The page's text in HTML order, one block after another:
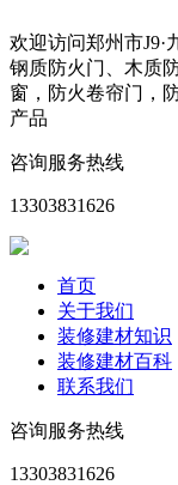
欢迎访问郑州市
钢质防火门、木质
窗，防火卷帘门，
产品
咨询服务热线
13303831626
首页
关于我们
装修建材知识
装修建材百科
联系我们
咨询服务热线
13303831626